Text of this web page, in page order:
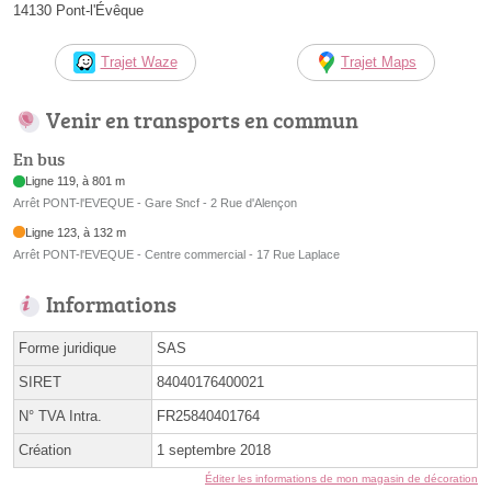
14130 Pont-l'Évêque
Trajet Waze Trajet Maps
Venir en transports en commun
En bus
Ligne 119, à 801 m
Arrêt PONT-l'EVEQUE - Gare Sncf - 2 Rue d'Alençon
Ligne 123, à 132 m
Arrêt PONT-l'EVEQUE - Centre commercial - 17 Rue Laplace
Informations
Forme juridique SAS
SIRET 84040176400021
N° TVA Intra. FR25840401764
Création 1 septembre 2018
Éditer les informations de mon magasin de décoration